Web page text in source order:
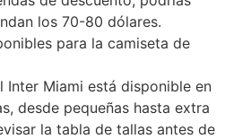
los 70-80 dólares.
para la camiseta de
Inter Miami está disponible en
desde pequeñas hasta extra
la tabla de tallas antes de